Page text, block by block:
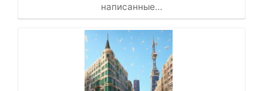
написанные…